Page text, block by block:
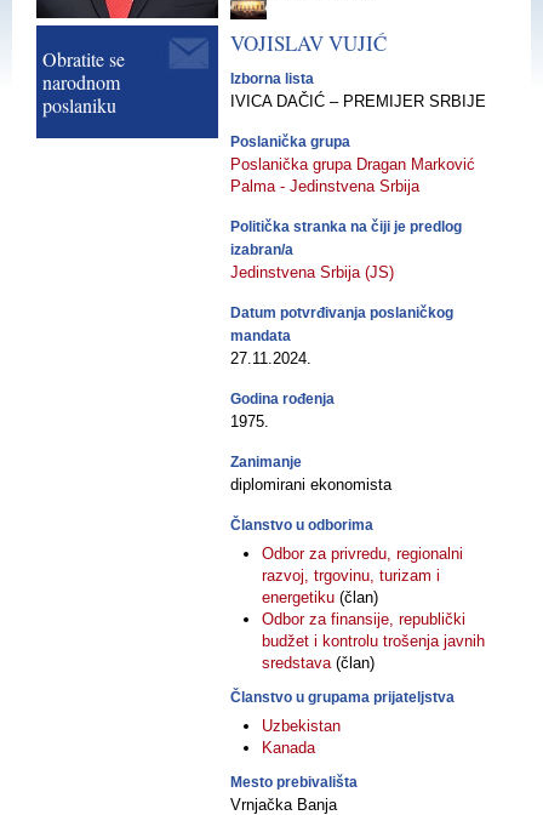
Obratite se
narodnom
poslaniku
VOJISLAVVUJIĆ
Izborna lista
IVICA DAČIĆ – PREMIJER SRBIJE
Poslanička grupa
Poslanička grupa Dragan Marković
Palma - Jedinstvena Srbija
Politička stranka na čiji je predlog
izabran/a
Jedinstvena Srbija (JS)
Datum potvrđivanja poslaničkog
mandata
27.11.2024.
Godina rođenja
1975.
Zanimanje
diplomirani ekonomista
Članstvo u odborima
Odbor za privredu, regionalni
razvoj, trgovinu, turizam i
energetiku (član)
Odbor za finansije, republički
budžet i kontrolu trošenja javnih
sredstava (član)
Članstvo u grupama prijateljstva
Uzbekistan
Kanada
Mesto prebivališta
Vrnjačka Banja